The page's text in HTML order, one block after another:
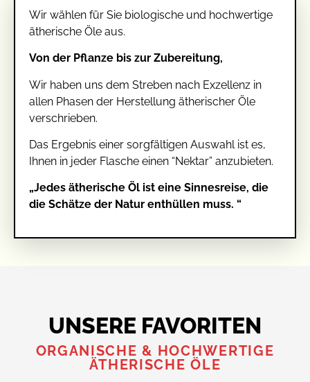
Wir wählen für Sie biologische und hochwertige
ätherische Öle aus.
Von der Pflanze bis zur Zubereitung,
Wir haben uns dem Streben nach Exzellenz in
allen Phasen der Herstellung ätherischer Öle
verschrieben.
Das Ergebnis einer sorgfältigen Auswahl ist es,
Ihnen in jeder Flasche einen “Nektar” anzubieten.
„Jedes ätherische Öl ist eine Sinnesreise, die
die Schätze der Natur enthüllen muss. “
UNSERE FAVORITEN
ORGANISCHE & HOCHWERTIGE
ÄTHERISCHE ÖLE